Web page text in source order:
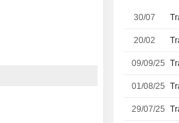
30/07
20/02
09/09/25
01/08/25
29/07/25